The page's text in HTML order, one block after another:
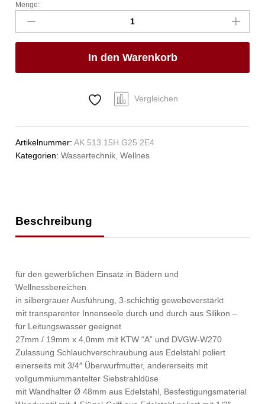
spa
Kneipp'sche
Garnitur
1/2"
27mm
Menge:
In den Warenkorb
Vergleichen
Artikelnummer:AK.513.15H.G25.2E4
Kategorien:Wassertechnik,Wellnes
Beschreibung
für den gewerblichen Einsatz in Bädern und
Wellnessbereichen
in silbergrauer Ausführung, 3-schichtig gewebeverstärkt
mit transparenter Innenseele durch und durch aus Silikon –
für Leitungswasser geeignet
27mm / 19mm x 4,0mm mit KTW “A” und DVGW-W270
Zulassung Schlauchverschraubung aus Edelstahl poliert
einerseits mit 3/4″ Überwurfmutter, andererseits mit
vollgummiummantelter Siebstrahldüse
mit Wandhalter Ø 48mm aus Edelstahl, Besfestigungsmaterial